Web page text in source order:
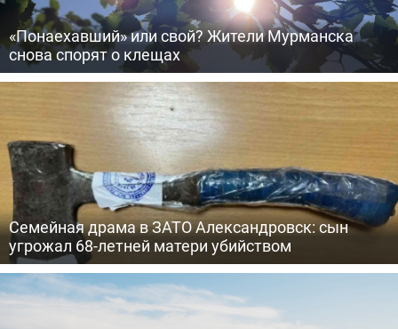
«Понаехавший» или свой? Жители Мурманска
снова спорят о клещах
Семейная драма в ЗАТО Александровск: сын
угрожал 68-летней матери убийством